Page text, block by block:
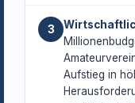
3
Aufstieg in